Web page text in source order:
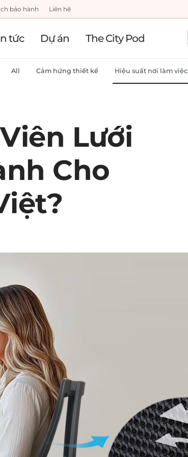
bảo hành Liên hệ
tức Dự án The City Pod
All Cảm hứng thiết kế Hiệu suất nơi làm việc
Lưới
Cho